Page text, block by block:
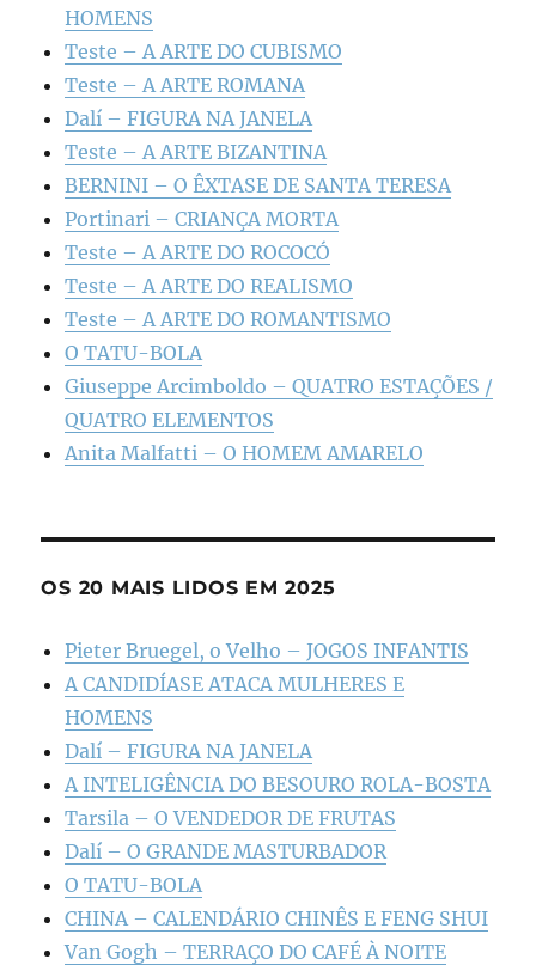
HOMENS
Teste – A ARTE DO CUBISMO
Teste – A ARTE ROMANA
Dalí – FIGURA NA JANELA
Teste – A ARTE BIZANTINA
BERNINI – O ÊXTASE DE SANTA TERESA
Portinari – CRIANÇA MORTA
Teste – A ARTE DO ROCOCÓ
Teste – A ARTE DO REALISMO
Teste – A ARTE DO ROMANTISMO
O TATU-BOLA
Giuseppe Arcimboldo – QUATRO ESTAÇÕES /
QUATRO ELEMENTOS
Anita Malfatti – O HOMEM AMARELO
OS 20 MAIS LIDOS EM 2025
Pieter Bruegel, o Velho – JOGOS INFANTIS
A CANDIDÍASE ATACA MULHERES E
HOMENS
Dalí – FIGURA NA JANELA
A INTELIGÊNCIA DO BESOURO ROLA-BOSTA
Tarsila – O VENDEDOR DE FRUTAS
Dalí – O GRANDE MASTURBADOR
O TATU-BOLA
CHINA – CALENDÁRIO CHINÊS E FENG SHUI
Van Gogh – TERRAÇO DO CAFÉ À NOITE